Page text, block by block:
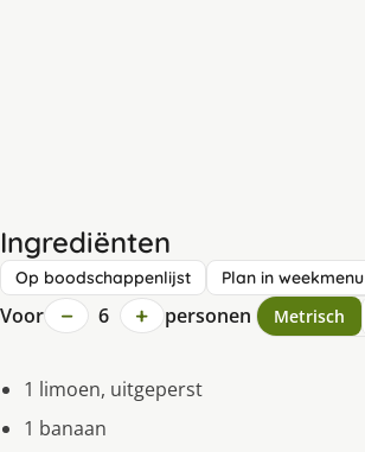
Ingrediënten
Op boodschappenlijst Plan in weekmenu
Voor − 6 + personen Metrisch
1 limoen, uitgeperst
1 banaan